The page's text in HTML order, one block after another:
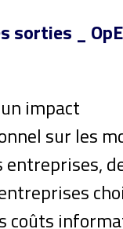
sorties _
impact
sur les
entreprises,
coûts